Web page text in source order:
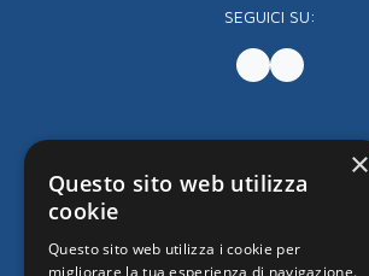
SEGUICI SU:
×
Questo sito web utilizza
cookie
Questo sito web utilizza i cookie per
migliorare la tua esperienza di navigazione.